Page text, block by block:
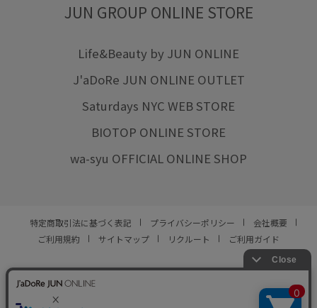
JUN GROUP ONLINE STORE
Life&Beauty by JUN ONLINE
J'aDoRe JUN ONLINE OUTLET
Saturdays NYC WEB STORE
BIOTOP ONLINE STORE
wa-syu OFFICIAL ONLINE SHOP
特定商取引法に基づく表記 プライバシーポリシー
会社概要
ご利用規約
サイトマップ リクルート ご利用ガイド